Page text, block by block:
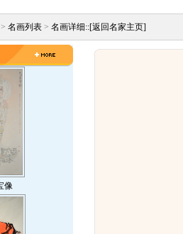
名画列表> 名画详细::[返回名家主页]
像